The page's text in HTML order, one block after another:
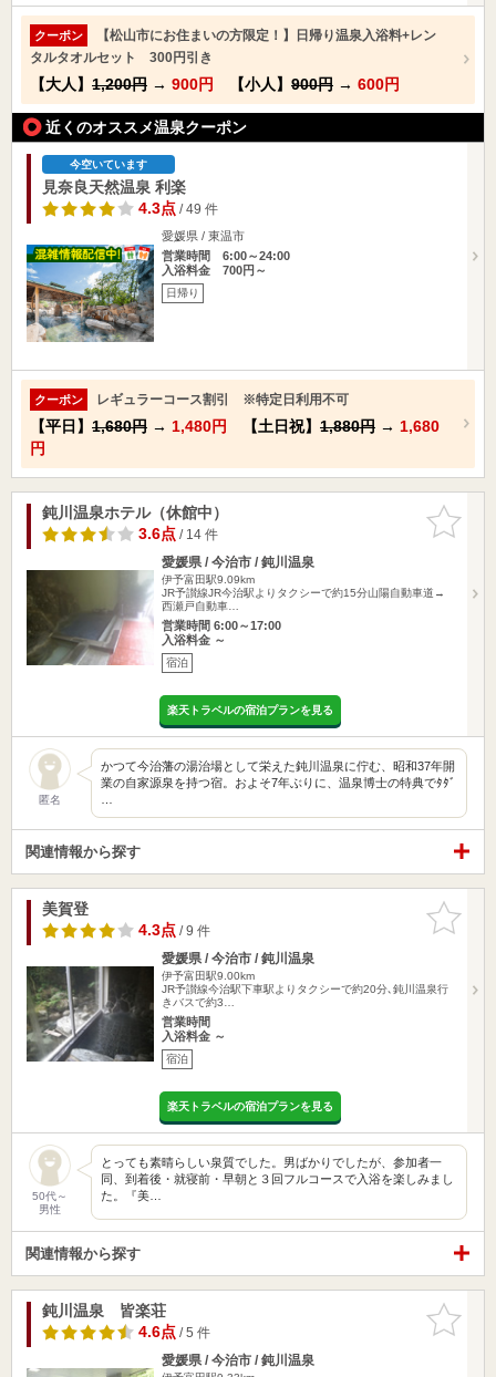
クーポン
【松山市にお住まいの方限定！】日帰り温泉入浴料+レン
タルタオルセット 300円引き
【大人】 1,200円 → 900円 【小人】 900円 → 600円
近くのオススメ温泉クーポン
今空いています
見奈良天然温泉 利楽
4.3点/ 49 件
愛媛県 / 東温市
営業時間 6:00～24:00
入浴料金 700円～
日帰り
クーポン レギュラーコース割引 ※特定日利用不可
【平日】 1,680円 → 1,480円 【土日祝】 1,880円 → 1,680
円
お気に入
りに追加
鈍川温泉ホテル（休館中）
3.6点/ 14 件
愛媛県 / 今治市 / 鈍川温泉
伊予富田駅9.09km
JR予讃線JR今治駅よりタクシーで約15分山陽自動車道→
西瀬戸自動車…
営業時間 6:00～17:00
入浴料金 ～
宿泊
楽天トラベルの宿泊プランを見る
匿名
かつて今治藩の湯治場として栄えた鈍川温泉に佇む、昭和37年開
業の自家源泉を持つ宿。およそ7年ぶりに、温泉博士の特典でﾀﾀﾞ
関連情報から探す
お気に入
りに追加
美賀登
4.3点/ 9 件
愛媛県 / 今治市 / 鈍川温泉
伊予富田駅9.00km
JR予讃線今治駅下車駅よりタクシーで約20分､鈍川温泉行
きバスで約3…
営業時間
入浴料金 ～
宿泊
楽天トラベルの宿泊プランを見る
50代～
男性
とっても素晴らしい泉質でした。男ばかりでしたが、参加者一
同、到着後・就寝前・早朝と３回フルコースで入浴を楽しみまし
た。『美…
関連情報から探す
お気に入
りに追加
鈍川温泉 皆楽荘
4.6点/ 5 件
愛媛県 / 今治市 / 鈍川温泉